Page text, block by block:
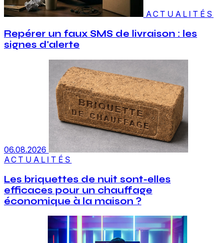
ACTUALITÉS
Repérer un faux SMS de livraison : les
signes d'alerte
06.08.2026
ACTUALITÉS
Les briquettes de nuit sont-elles
efficaces pour un chauffage
économique à la maison ?